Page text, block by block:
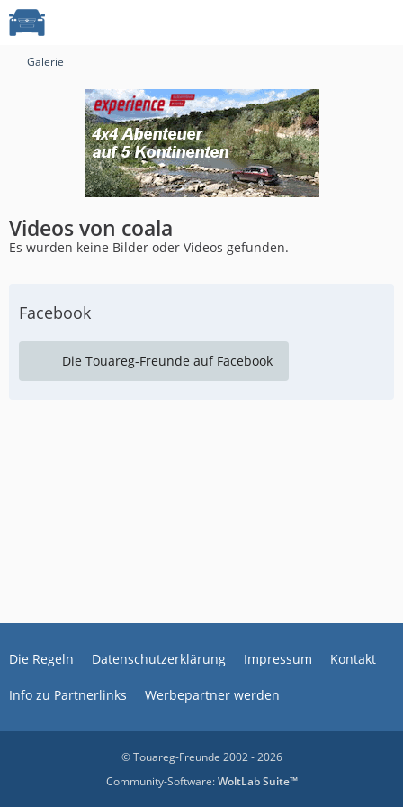
Galerie
Videos von coala
Es wurden keine Bilder oder Videos gefunden.
Facebook
Die Touareg-Freunde auf Facebook
Die Regeln Datenschutzerklärung Impressum Kontakt
Info zu Partnerlinks Werbepartner werden
© Touareg-Freunde 2002 - 2026
Community-Software:WoltLab Suite™